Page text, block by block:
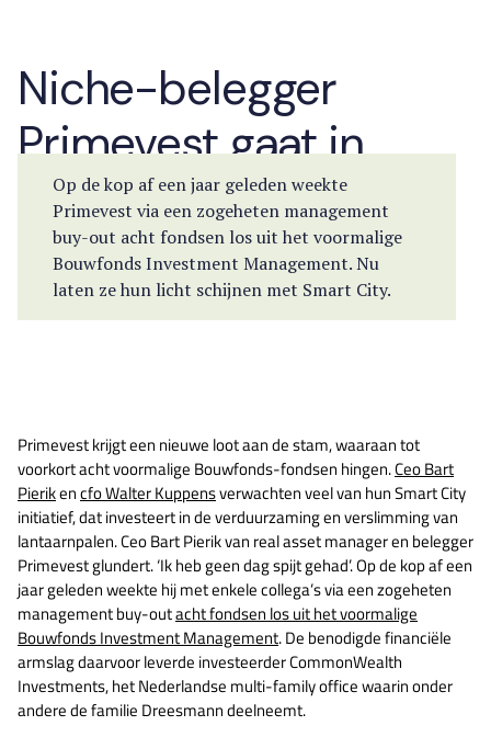
Niche-belegger
Primevest gaat in
lantaarnpalen
Op de kop af een jaar geleden weekte
Primevest via een zogeheten management
buy-out acht fondsen los uit het voormalige
Bouwfonds Investment Management. Nu
laten ze hun licht schijnen met Smart City.
Primevest krijgt een nieuwe loot aan de stam, waaraan tot
voorkort acht voormalige Bouwfonds-fondsen hingen.Ceo Bart
Pierikencfo Walter Kuppensverwachten veel van hun Smart City
initiatief, dat investeert in de verduurzaming en verslimming van
lantaarnpalen. Ceo Bart Pierik van real asset manager en belegger
Primevest glundert. ‘Ik heb geen dag spijt gehad’. Op de kop af een
jaar geleden weekte hij met enkele collega’s via een zogeheten
management buy-outacht fondsen los uit het voormalige
Bouwfonds Investment Management. De benodigde financiële
armslag daarvoor leverde investeerder CommonWealth
Investments, het Nederlandse multi-family office waarin onder
andere de familie Dreesmann deelneemt.